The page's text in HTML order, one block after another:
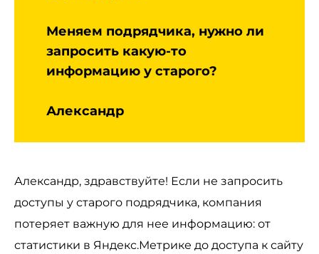
Меняем подрядчика, нужно ли
запросить какую-то
информацию у старого?
Александр
Александр, здравствуйте! Если не запросить
доступы у старого подрядчика, компания
потеряет важную для нее информацию: от
статистики в Яндекс.Метрике до доступа к сайту